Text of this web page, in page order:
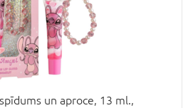
un aproce, 13 ml.,